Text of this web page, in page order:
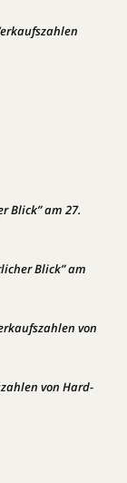
Blick” am 27.
Blick” am
von
von Hard-